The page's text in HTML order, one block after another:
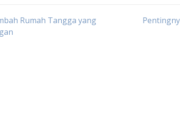
Rumah Tangga yang